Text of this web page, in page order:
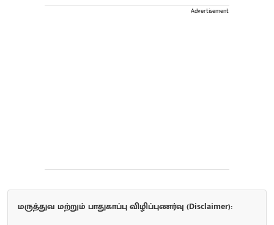
Advertisement
மருத்துவ மற்றும் பாதுகாப்பு விழிப்புணர்வு (Disclaimer):